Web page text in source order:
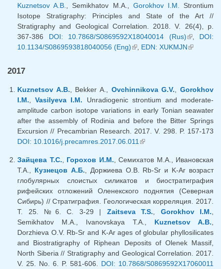
Kuznetsov A.B.
, Semikhatov M.A., Gorokhov I.M.
Strontium
Isotope Stratigraphy: Principles and State of the Art //
Stratigraphy and Geological Correlation. 2018. V. 26(4), p.
367-386 DOI: 10.7868/S0869592X18040014 (Rus)(внешняя
ссылка)
, DOI:
10.1134/S0869593818040056 (Eng)(внешняя ссылка)
EDN: XUKMJN(внешняя
2017
Kuznetsov A.B. , Bekker A., Ovchinnikova G.V. ,Gorokhov
I.M. ,Vasilyeva I.M. Unradiogenic strontium and moderate-
amplitude carbon isotope variations in early Tonian seawater
after the assembly of Rodinia and before the Bitter Springs
Excursion // Precambrian Research. 2017. V. 298. P. 157-173
DOI: 10.1016/j.precamres.2017.06.011 (внешняя ссылка)
Зайцева Т.С. Горохов И.М. , Семихатов М.А., Ивановская
Т.А., Кузнецов А.Б. , Доржиева О.В. Rb-Sr и K-Ar возраст
глобулярных слоистых силикатов и биостратиграфия
рифейских отложений Оленекского поднятия (Северная
Сибирь) // Стратиграфия. Геологическая корреляция. 2017.
Т. 25. №6. С. 3-29 | Zaitseva T.S. Gorokhov I.M.
Semikhatov M.A., Ivanovskaya T.A., Kuznetsov A.B.
Dorzhieva O.V. Rb-Sr and K-Ar ages of globular phyllosilicates
and Biostratigraphy of Riphean Deposits of Olenek Massif,
North Siberia // Stratigraphy and Geological Correlation. 2017.
V. 25. No. 6. P. 581-606. DOI: 10.7868/S0869592X17060011